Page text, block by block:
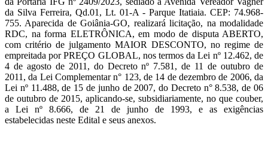
da Silva Ferreira, Qd.01, Lt. 01-A - Parque Itatiaia. CEP: 74.968-
755. Aparecida de Goiânia-GO, realizará licitação, na modalidade
RDC, na forma ELETRÔNICA, em modo de disputa ABERTO,
com critério de julgamento MAIOR DESCONTO, no regime de
empreitada por PREÇO GLOBAL, nos termos da Lei nº 12.462, de
4 de agosto de 2011, do Decreto nº 7.581, de 11 de outubro de
2011, da Lei Complementar n° 123, de 14 de dezembro de 2006, da
Lei nº 11.488, de 15 de junho de 2007, do Decreto n° 8.538, de 06
de outubro de 2015, aplicando-se, subsidiariamente, no que couber,
a Lei nº 8.666, de 21 de junho de 1993, e as exigências
estabelecidas neste Edital e seus anexos.